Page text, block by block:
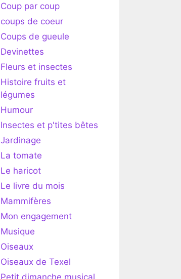
Coup par coup
coups de coeur
Coups de gueule
Devinettes
Fleurs et insectes
Histoire fruits et
légumes
Humour
Insectes et p'tites bêtes
Jardinage
La tomate
Le haricot
Le livre du mois
Mammifères
Mon engagement
Musique
Oiseaux
Oiseaux de Texel
Petit dimanche musical